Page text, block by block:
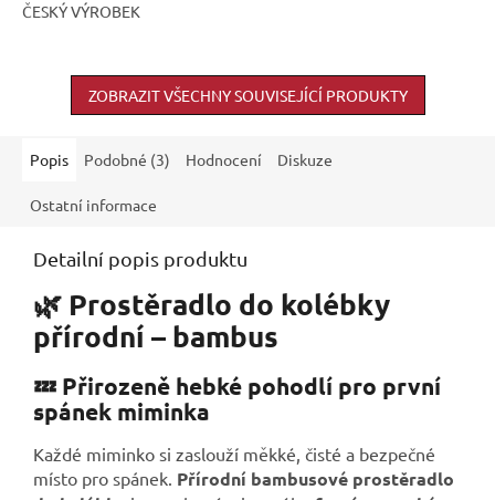
ČESKÝ VÝROBEK
ZOBRAZIT VŠECHNY SOUVISEJÍCÍ PRODUKTY
Popis Podobné (3) Hodnocení Diskuze
Ostatní informace
Detailní popis produktu
🌿 Prostěradlo do kolébky
přírodní – bambus
💤 Přirozeně hebké pohodlí pro první
spánek miminka
Každé miminko si zaslouží měkké, čisté a bezpečné
místo pro spánek. Přírodní bambusové prostěradlo